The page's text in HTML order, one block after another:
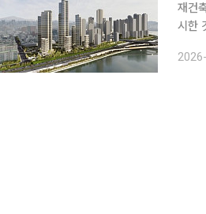
재건축 단지명
시한
구 압